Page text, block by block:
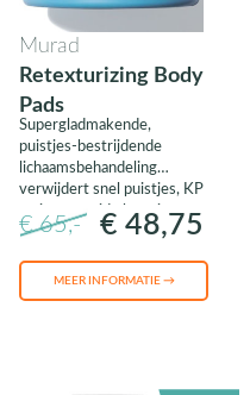
Murad
Retexturizing Body
Pads
Supergladmakende,
puistjes-bestrijdende
lichaamsbehandeling
verwijdert snel puistjes, KP
en ingegroeide haartjes en
verzacht tegelijkertijd de
geschikt voor
gezichtspuistjes).
€ 65,- € 48,75
MEER INFORMATIE →